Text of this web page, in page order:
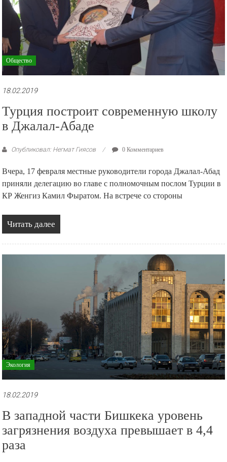
Общество
18.02.2019
Турция построит современную школу
в Джалал-Абаде
Опубликовал: Негмат Гиясов 0 Комментариев
Вчера, 17 февраля местные руководители города Джалал-Абад
приняли делегацию во главе с полномочным послом Турции в
КР Женгиз Камил Фыратом. На встрече со стороны
Читать далее
Экология
18.02.2019
В западной части Бишкека уровень
загрязнения воздуха превышает в 4,4
раза